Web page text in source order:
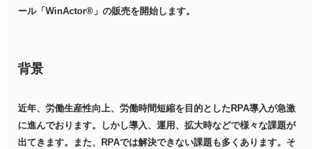
ール「WinActor®」の販売を開始します。
背景
近年、労働生産性向上、労働時間短縮を目的としたRPA導入が急激
に進んでおります。しかし導入、運用、拡大時などで様々な課題が
出てきます。また、RPAでは解決できない課題も多くあります。そ